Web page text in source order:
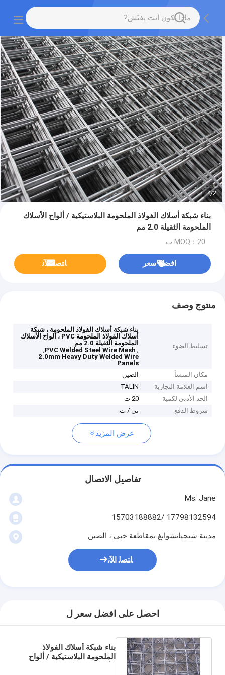
2
/
4
بناء شبكة أسلاك الفولاذ الملحومة البلاستيكية / ألواح الأسلاك
الملحومة الثقيلة 2.0 مم
MOQ：20 ت
افضل سعر ﺎﺘﺼﻟ ﺍﻶﻧ
منتوج وصف
تسليط الضوء
بناء شبكة أسلاك الفولاذ الملحومة ، شبكة
أسلاك الفولاذ الملحومة PVC ، ألواح الأسلاك
الملحومة الثقيلة 2.0 مم
,
PVC Welded Steel Wire Mesh
,
2.0mm Heavy Duty Welded Wire
Panels
مكان المنشأ
الصين
اسم العلامة التجارية
TALIN
الحد الأدنى لكمية
20 ت
شروط الدفع
تي / ت
عرض المزيد
تفاصيل الاتصال
Ms. Jane
17798132594 /15703188882
مدينة شيجياتشوانغ بمقاطعة خبي ، الصين
ﺎﺘﺼﻟ ﺍﻶﻧ
احصل على افضل سعر ل
بناء شبكة أسلاك الفولاذ
الملحومة البلاستيكية / ألواح